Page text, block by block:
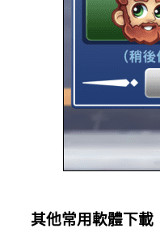
其他常用軟體下載